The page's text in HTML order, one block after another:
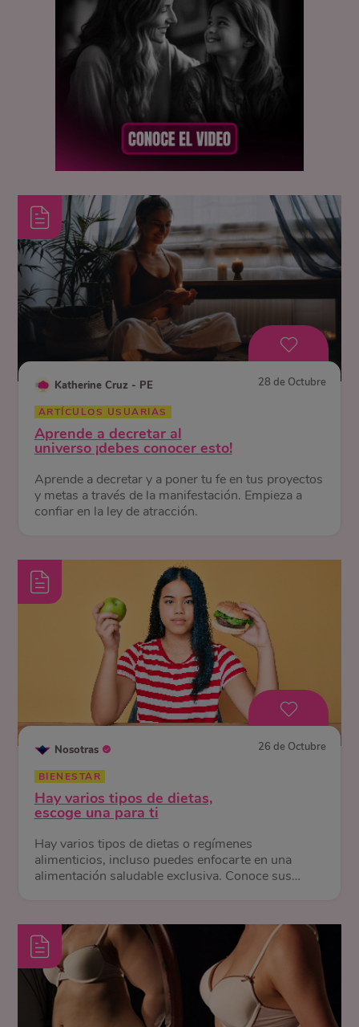
Katherine Cruz - PE 28 de Octubre
ARTÍCULOS USUARIAS
Aprende a decretar al
universo ¡debes conocer esto!
Aprende a decretar y a poner tu fe en tus proyectos
y metas a través de la manifestación. Empieza a
confiar en la ley de atracción.
Nosotras 26 de Octubre
BIENESTAR
Hay varios tipos de dietas,
escoge una para ti
Hay varios tipos de dietas o regímenes
alimenticios, incluso puedes enfocarte en una
alimentación saludable exclusiva. Conoce sus